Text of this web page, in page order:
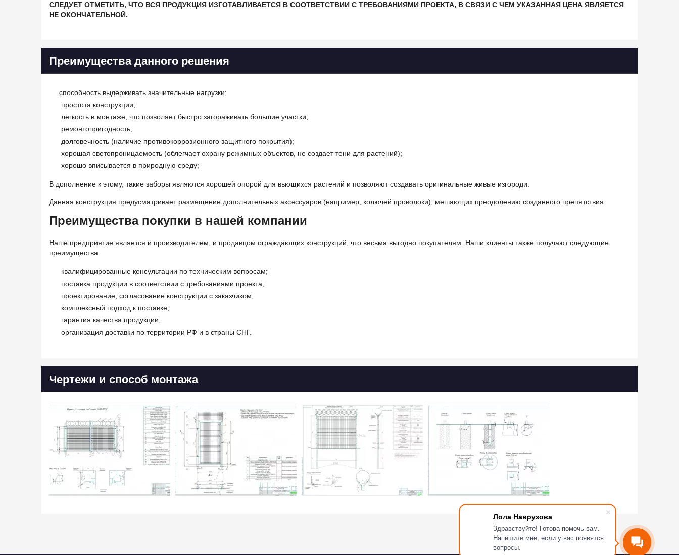
Лола Наврузова
Здравствуйте! Готова помочь вам.
Напишите мне, если у вас появятся
вопросы.
СЛЕДУЕТ ОТМЕТИТЬ, ЧТО ВСЯ ПРОДУКЦИЯ ИЗГОТАВЛИВАЕТСЯ В СООТВЕТСТВИИ С ТРЕБОВАНИЯМИ ПРОЕКТА, В СВЯЗИ С ЧЕМ УКАЗАННАЯ ЦЕНА ЯВЛЯЕТСЯ
НЕ ОКОНЧАТЕЛЬНОЙ.
Преимущества данного решения
способность выдерживать значительные нагрузки;
простота конструкции;
легкость в монтаже, что позволяет быстро загораживать большие участки;
ремонтопригодность;
долговечность (наличие противокоррозионного защитного покрытия);
хорошая светопроницаемость (облегчает охрану режимных объектов, не создает тени для растений);
хорошо вписывается в природную среду;
В дополнение к этому, такие заборы являются хорошей опорой для вьющихся растений и позволяют создавать оригинальные живые изгороди.
Данная конструкция предусматривает размещение дополнительных аксессуаров (например, колючей проволоки), мешающих преодолению созданного препятствия.
Преимущества покупки в нашей компании
Наше предприятие является и производителем, и продавцом ограждающих конструкций, что весьма выгодно покупателям. Наши клиенты также получают следующие
преимущества:
квалифицированные консультации по техническим вопросам;
поставка продукции в соответствии с требованиями проекта;
проектирование, согласование конструкции с заказчиком;
комплексный подход к поставке;
гарантия качества продукции;
организация доставки по территории РФ и в страны СНГ.
Чертежи и способ монтажа